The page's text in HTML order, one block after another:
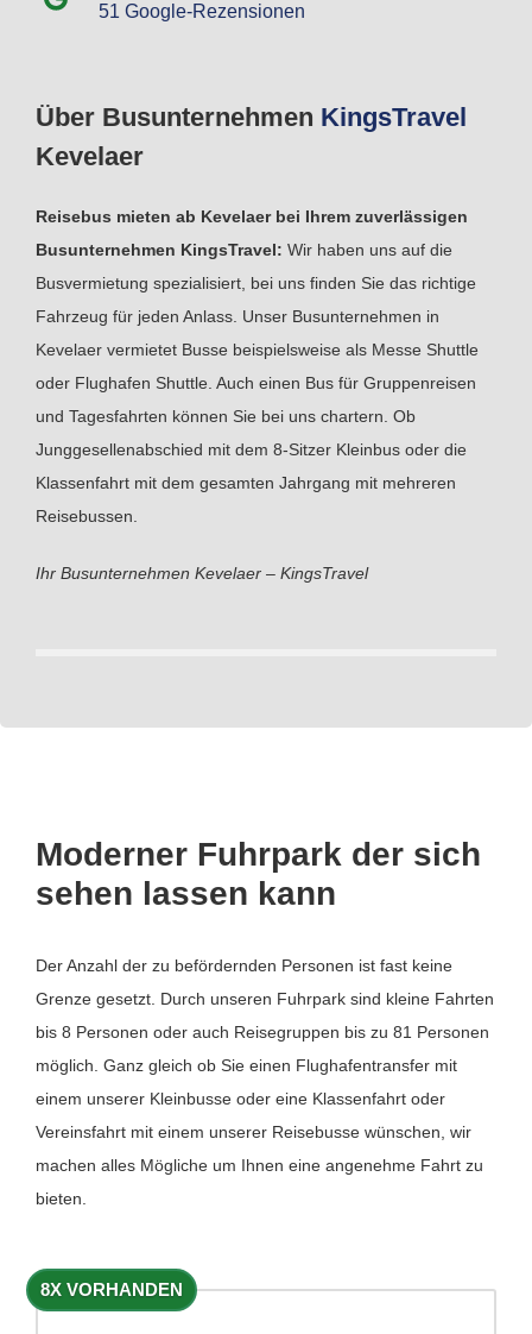
Über Busunternehmen KingsTravel
Kevelaer
Reisebus mieten ab Kevelaer bei Ihrem zuverlässigen
Busunternehmen KingsTravel: Wir haben uns auf die
Busvermietung spezialisiert, bei uns finden Sie das richtige
Fahrzeug für jeden Anlass. Unser Busunternehmen in
Kevelaer vermietet Busse beispielsweise als Messe Shuttle
oder Flughafen Shuttle. Auch einen Bus für Gruppenreisen
und Tagesfahrten können Sie bei uns chartern. Ob
Junggesellenabschied mit dem 8-Sitzer Kleinbus oder die
Klassenfahrt mit dem gesamten Jahrgang mit mehreren
Reisebussen.
Ihr Busunternehmen Kevelaer – KingsTravel
51 Google-Rezensionen
Moderner Fuhrpark der sich
sehen lassen kann
Der Anzahl der zu befördernden Personen ist fast keine
Grenze gesetzt. Durch unseren Fuhrpark sind kleine Fahrten
bis 8 Personen oder auch Reisegruppen bis zu 81 Personen
möglich. Ganz gleich ob Sie einen Flughafentransfer mit
einem unserer Kleinbusse oder eine Klassenfahrt oder
Vereinsfahrt mit einem unserer Reisebusse wünschen, wir
machen alles Mögliche um Ihnen eine angenehme Fahrt zu
bieten.
8X VORHANDEN